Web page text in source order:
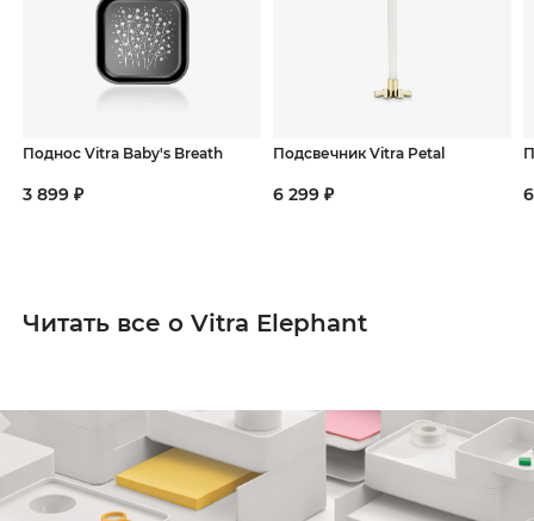
Поднос Vitra Baby's Breath
3 899 ₽
Подсвечник Vitra Petal
6 299 ₽
Читать все о Vitra Elephant